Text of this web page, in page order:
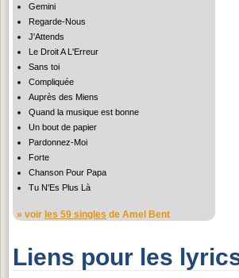
Gemini
Regarde-Nous
J'Attends
Le Droit A L'Erreur
Sans toi
Compliquée
Auprès des Miens
Quand la musique est bonne
Un bout de papier
Pardonnez-Moi
Forte
Chanson Pour Papa
Tu N'Es Plus Là
» voir les 59 singles de Amel Bent
Liens pour les